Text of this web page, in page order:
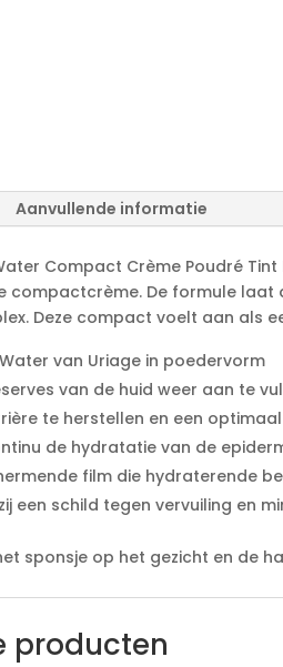
Aanvullende informatie
Compact Crème Poudré
compactcrème. De formule
Deze compact voelt aan als
van Uriage in poedervorm
van de huid weer aan te
te herstellen en een
de hydratatie van de
film die hydraterende
een schild tegen vervuiling en
sponsje op het gezicht en de
producten